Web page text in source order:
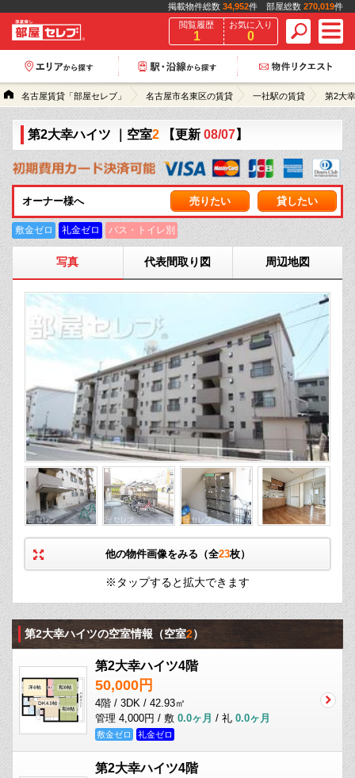
掲載物件総数 34,952件 部屋総数 270,019件
閲覧履歴
1
お気に入り
0
名古屋賃貸「部屋セレブ」 名古屋市名東区の賃貸 一社駅の賃貸 第2大
第2大幸ハイツ ｜空室2 【更新 08/07】
オーナー様へ 売りたい 貸したい
敷金ゼロ 礼金ゼロ バス・トイレ別
写真 代表間取り図 周辺地図
他の物件画像をみる（全23枚）
※タップすると拡大できます
第2大幸ハイツの空室情報 （空室2）
第2大幸ハイツ4階
50,000円
4階 / 3DK / 42.93㎡
管理 4,000円 / 敷 0.0ヶ月 / 礼 0.0ヶ月
敷金ゼロ 礼金ゼロ
第2大幸ハイツ4階